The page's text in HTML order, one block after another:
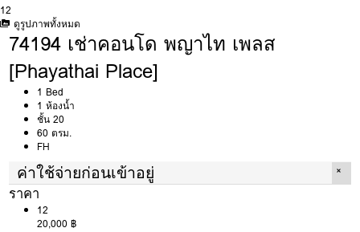
12
ดูรูปภาพทั้งหมด
74194 เช่าคอนโด พญาไท เพลส
[Phayathai Place]
1 Bed
1 ห้องน้ำ
ชั้น 20
60 ตรม.
FH
ค่าใช้จ่ายก่อนเข้าอยู่
ราคา
12
20,000 ฿